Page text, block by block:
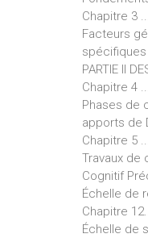
Chapitre 3
Facteurs
spécifiques
PARTIE II
Chapitre 4
Phases de
apports de
Chapitre 5
Travaux de
Cognitif
Échelle de
Chapitre
Échelle de